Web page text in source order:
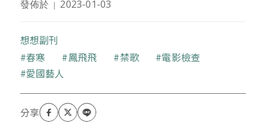
輔大法學士、台灣大學法學碩士、 北京大學哲學博
人文社會學院兼任助理教授，現為文化評論者、政治
大學傳播學院兼任助理教授。
二000年，帶著觀察者的好奇進入中國現場，在北京生
活十二年，中國觀察作品包括《拆哪，我在這樣的中
（二0一二，獲選《亞洲週刊》該年度十大好書）、
《拆哪，中國的大片時代》（入選二0一八年德國法蘭
發佈於 ｜ 2023-01-03
想想副刊
關鍵字
春寒 鳳飛飛 禁歌
電影檢查
愛國藝人